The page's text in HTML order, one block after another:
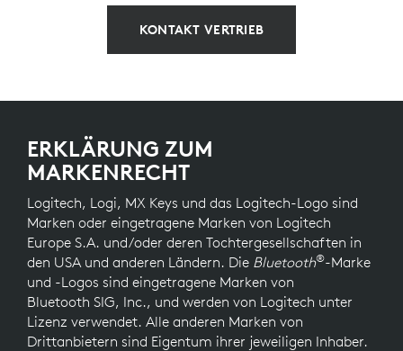
KONTAKT VERTRIEB
ERKLÄRUNG ZUM
MARKENRECHT
Logitech, Logi, MX Keys und das Logitech-Logo sind
Marken oder eingetragene Marken von Logitech
Europe S.A. und/oder deren Tochtergesellschaften in
den USA und anderen Ländern. Die Bluetooth®-Marke
und -Logos sind eingetragene Marken von
Bluetooth SIG, Inc., und werden von Logitech unter
Lizenz verwendet. Alle anderen Marken von
Drittanbietern sind Eigentum ihrer jeweiligen Inhaber.